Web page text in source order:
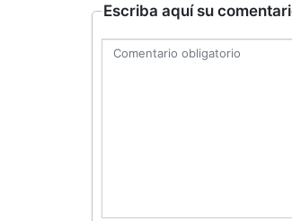
Escriba aquí su